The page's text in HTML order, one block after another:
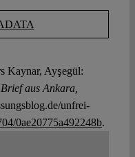
Kaynar, Ayşegül:
aus Ankara,
unfrei-
0ae20775a492248b.